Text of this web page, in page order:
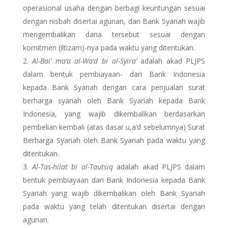
operasional usaha dengan berbagi keuntungan sesuai
dengan nisbah disertai agunan, dan Bank Syariah wajib
mengembalikan dana tersebut sesuai dengan
komitmen (iltizam)-nya pada waktu yang ditentukan.
Al-Bai’ ma’a al-Wa’d bi al-Syira’adalah akad PLJPS
dalam bentuk pembiayaan- dari Bank Indonesia
kepada Bank Syariah dengan cara penjualan surat
berharga syariah oleh Bank Syariah kepada Bank
Indonesia, yang wajib dikembalikan berdasarkan
pembelian kembali (atas dasar u,a’d sebelumnya) Surat
Berharga Syariah oleh Bank Syariah pada waktu yang
ditentukan.
Al-Tas-hilat bi al-Tautsiqadalah akad PLJPS dalam
bentuk pembiayaan dari Bank Indonesia kepada Bank
Syariah yang wajib dikembalikan oleh Bank Syariah
pada waktu yang telah ditentukan disertai dengan
agunan.